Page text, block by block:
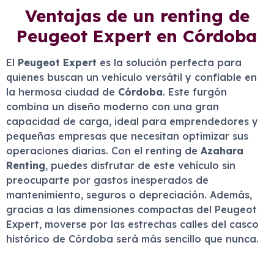
Ventajas de un renting de
Peugeot Expert en Córdoba
El Peugeot Expert es la solución perfecta para
quienes buscan un vehículo versátil y confiable en
la hermosa ciudad de Córdoba. Este furgón
combina un diseño moderno con una gran
capacidad de carga, ideal para emprendedores y
pequeñas empresas que necesitan optimizar sus
operaciones diarias. Con el renting de Azahara
Renting, puedes disfrutar de este vehículo sin
preocuparte por gastos inesperados de
mantenimiento, seguros o depreciación. Además,
gracias a las dimensiones compactas del Peugeot
Expert, moverse por las estrechas calles del casco
histórico de Córdoba será más sencillo que nunca.